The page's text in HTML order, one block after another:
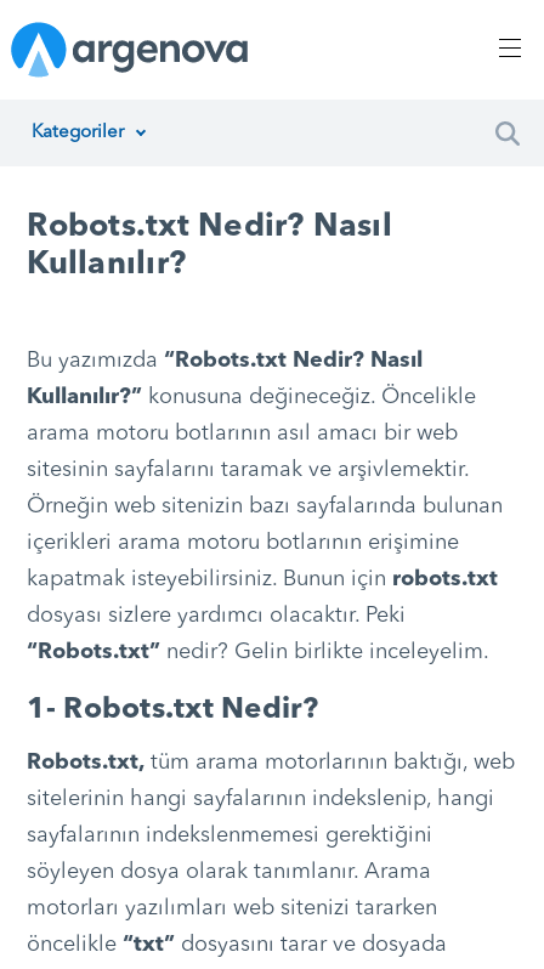
Kategoriler
Argenova
Girişimcilik
Müşteri Hizmetleri
Teknoloji
Robots.txt Nedir? Nasıl
Kullanılır?
Bu yazımızda “Robots.txt Nedir? Nasıl
Kullanılır?” konusuna değineceğiz. Öncelikle
arama motoru botlarının asıl amacı bir web
sitesinin sayfalarını taramak ve arşivlemektir.
Örneğin web sitenizin bazı sayfalarında bulunan
içerikleri arama motoru botlarının erişimine
kapatmak isteyebilirsiniz. Bunun için robots.txt
dosyası sizlere yardımcı olacaktır. Peki
“Robots.txt” nedir? Gelin birlikte inceleyelim.
1- Robots.txt Nedir?
Robots.txt,tüm arama motorlarının baktığı, web
sitelerinin hangi sayfalarının indekslenip, hangi
sayfalarının indekslenmemesi gerektiğini
söyleyen dosya olarak tanımlanır. Arama
motorları yazılımları web sitenizi tararken
öncelikle “txt” dosyasını tarar ve dosyada